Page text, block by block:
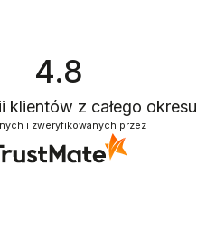
4.8
klientów z całego okresu
i zweryfikowanych przez